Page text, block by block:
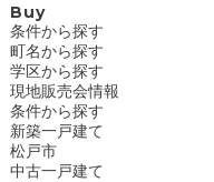
Buy
条件から探す
町名から探す
学区から探す
現地販売会情報
条件から探す
新築一戸建て
松戸市
中古一戸建て